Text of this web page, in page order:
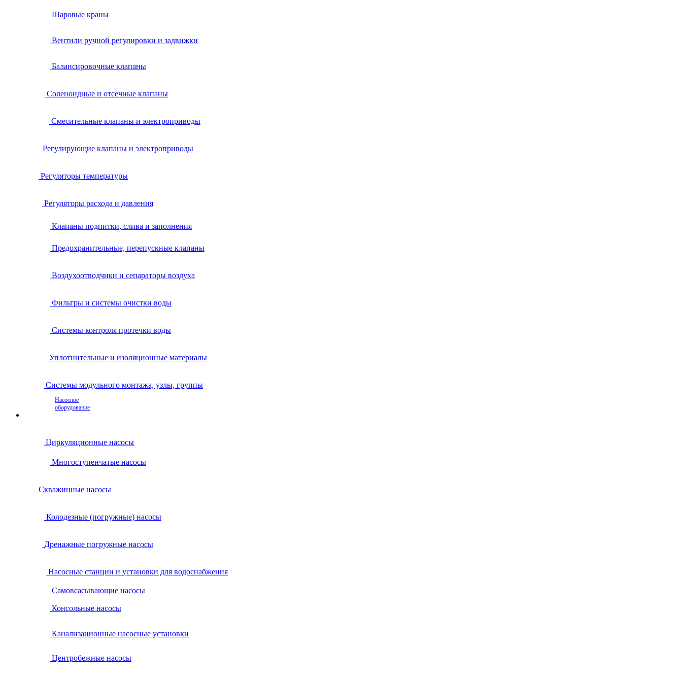
Шаровые краны
Вентили ручной регулировки и задвижки
Балансировочные клапаны
Соленоидные и отсечные клапаны
Смесительные клапаны и электроприводы
Регулирующие клапаны и электроприводы
Регуляторы температуры
Регуляторы расхода и давления
Клапаны подпитки, слива и заполнения
Предохранительные, перепускные клапаны
Воздухоотводчики и сепараторы воздуха
Фильтры и системы очистки воды
Системы контроля протечки воды
Уплотнительные и изоляционные материалы
Системы модульного монтажа, узлы, группы
Насосное
оборудование
Циркуляционные насосы
Многоступенчатые насосы
Скважинные насосы
Колодезные (погружные) насосы
Дренажные погружные насосы
Насосные станции и установки для водоснабжения
Самовсасывающие насосы
Консольные насосы
Канализационные насосные установки
Центробежные насосы